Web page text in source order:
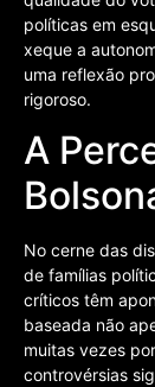
políticas em
xeque a
uma reflexão
rigoroso.
A
No cerne das
de famílias
críticos têm
baseada não
muitas vezes
controvérsias